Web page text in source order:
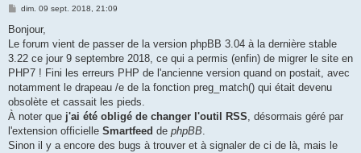
M
s
a
g
dim. 09 sept. 2018, 21:09
Bonjour,
Le forum vient de passer de la version phpBB 3.04 à la dernière stable
3.22 ce jour 9 septembre 2018, ce qui a permis (enfin) de migrer le site en
PHP7 ! Fini les erreurs PHP de l'ancienne version quand on postait, avec
notamment le drapeau /e de la fonction preg_match() qui était devenu
obsolète et cassait les pieds.
À noter que j'ai été obligé de changer l'outil RSS, désormais géré par
l'extension officielle Smartfeed de phpBB.
Sinon il y a encore des bugs à trouver et à signaler de ci de là, mais le